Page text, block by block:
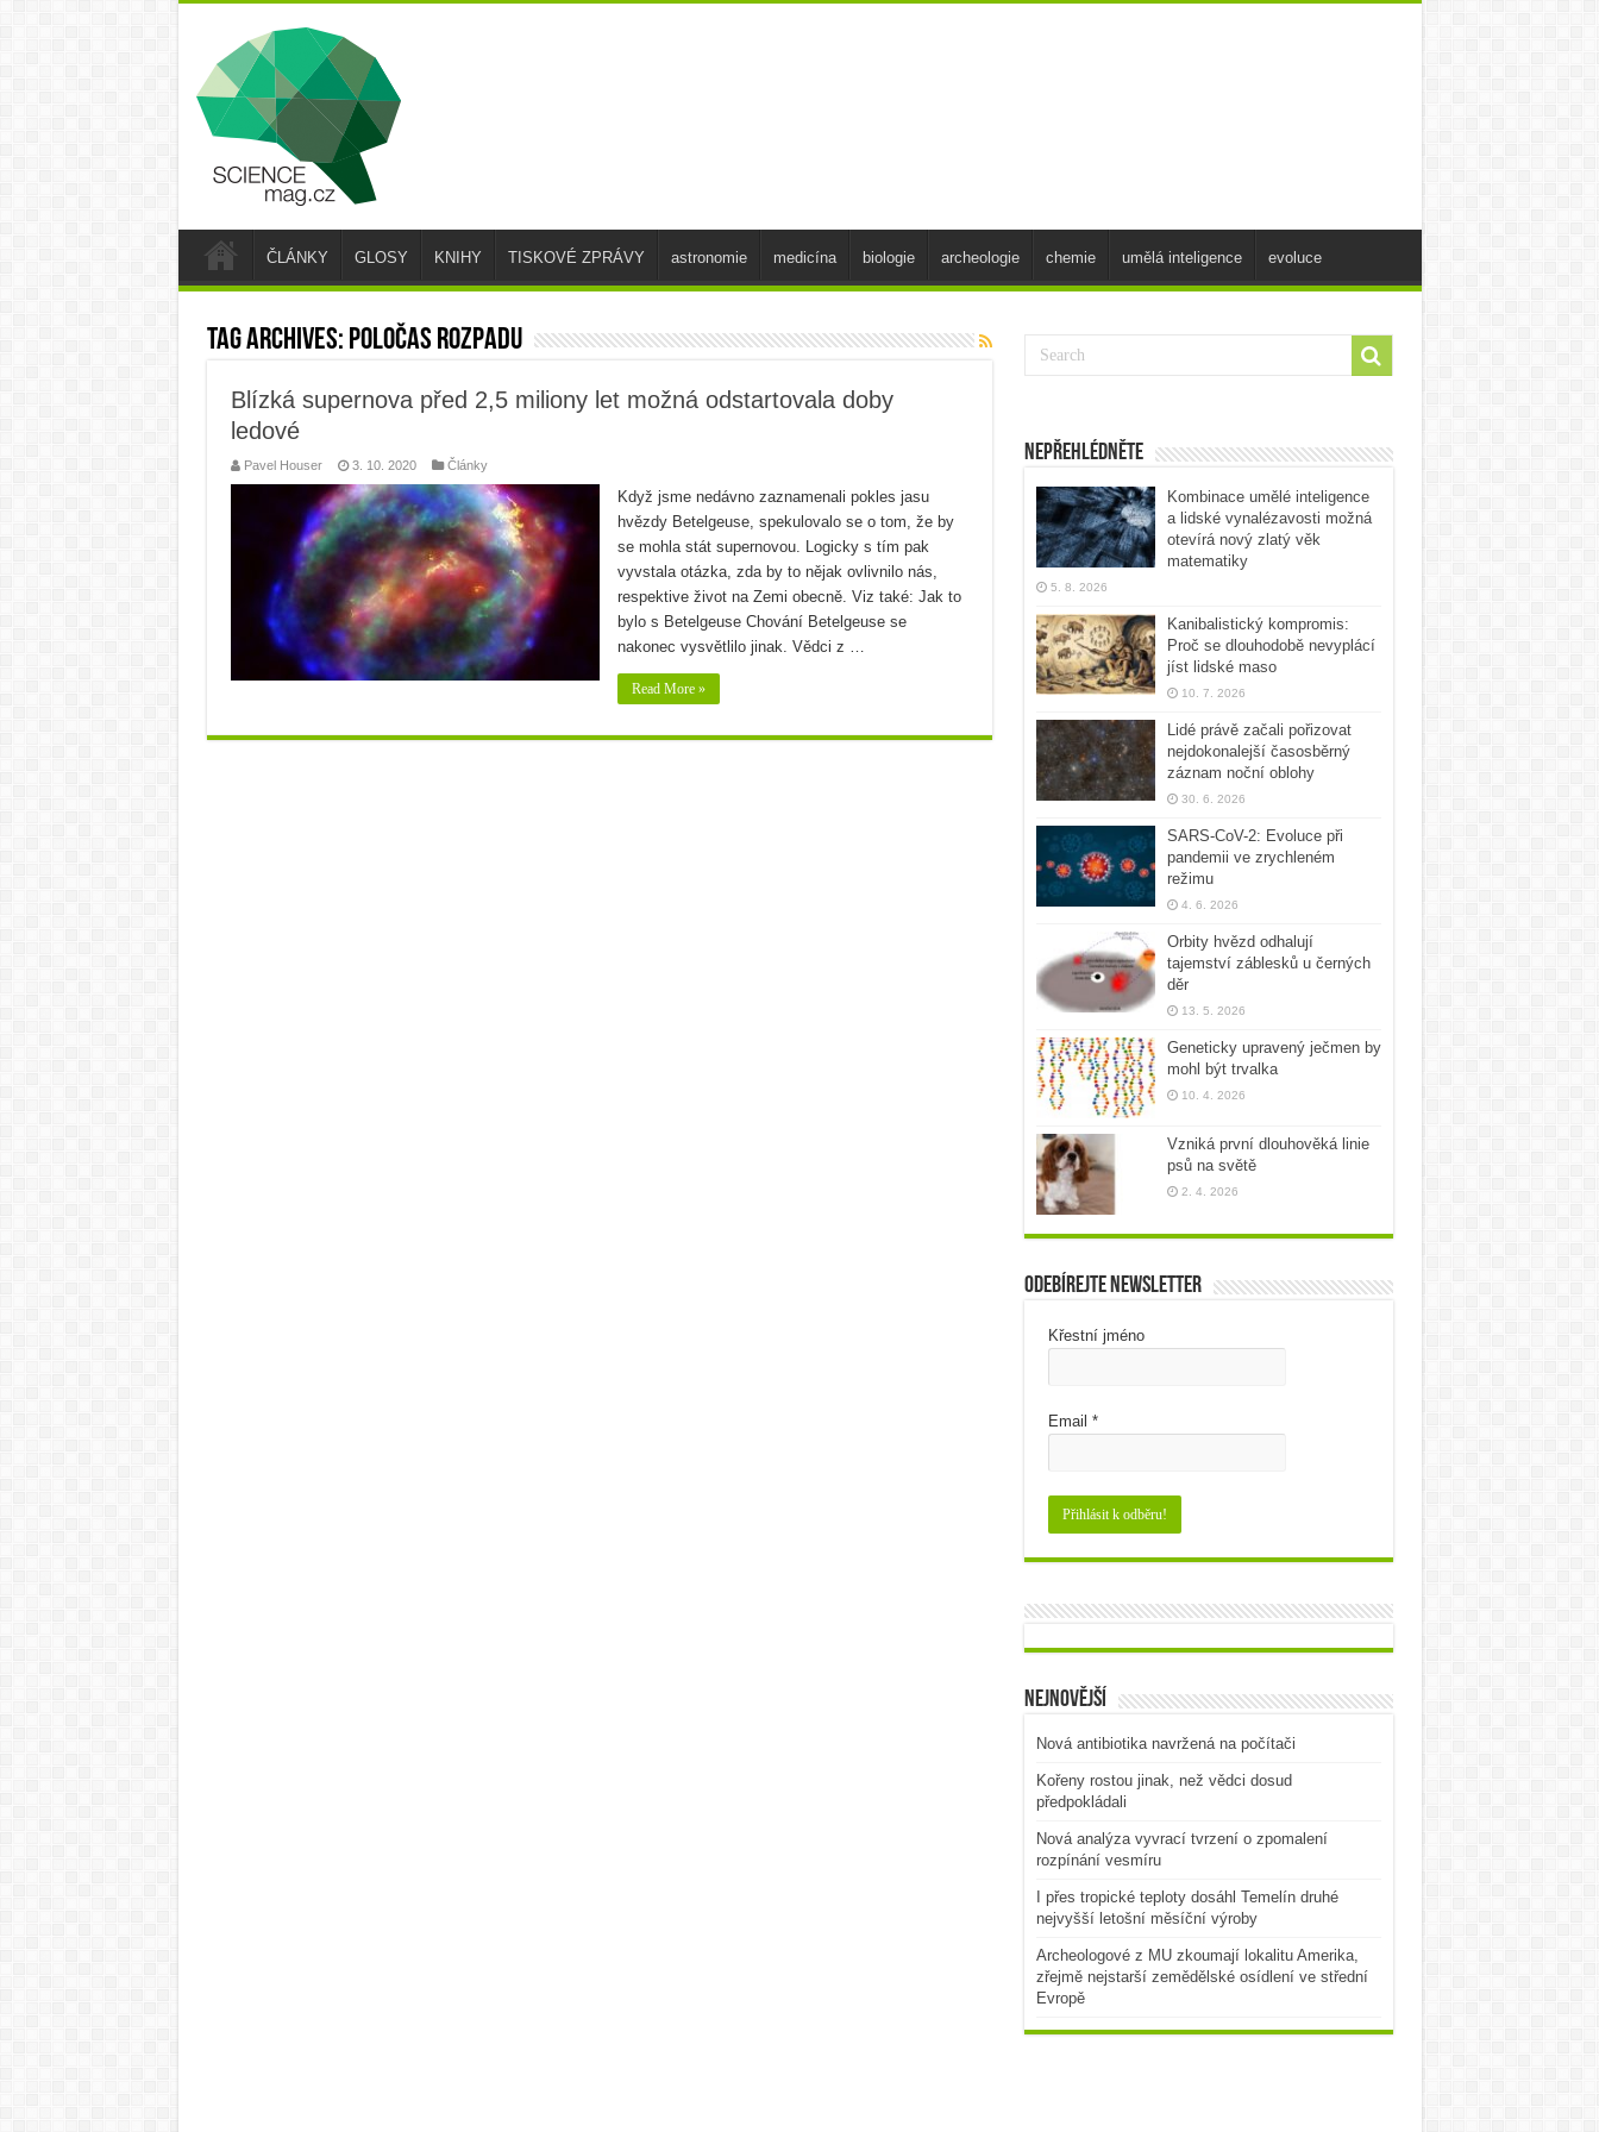
ČLÁNKY GLOSY KNIHY TISKOVÉ ZPRÁVY astronomie medicína biologie archeologie chemie umělá inteligence evoluce
Tag Archives: poločas rozpadu
Blízká supernova před 2,5 miliony let možná odstartovala doby
ledové
Pavel Houser 3. 10. 2020 Články
Když jsme nedávno zaznamenali pokles jasu
hvězdy Betelgeuse, spekulovalo se o tom, že by
se mohla stát supernovou. Logicky s tím pak
vyvstala otázka, zda by to nějak ovlivnilo nás,
respektive život na Zemi obecně. Viz také: Jak to
bylo s Betelgeuse Chování Betelgeuse se
nakonec vysvětlilo jinak. Vědci z …
Read More »
Nepřehlédněte
Kombinace umělé inteligence
a lidské vynalézavosti možná
otevírá nový zlatý věk
matematiky
5. 8. 2026
Kanibalistický kompromis:
Proč se dlouhodobě nevyplácí
jíst lidské maso
10. 7. 2026
Lidé právě začali pořizovat
nejdokonalejší časosběrný
záznam noční oblohy
30. 6. 2026
SARS-CoV-2: Evoluce při
pandemii ve zrychleném
režimu
4. 6. 2026
Orbity hvězd odhalují
tajemství záblesků u černých
děr
13. 5. 2026
Geneticky upravený ječmen by
mohl být trvalka
10. 4. 2026
Vzniká první dlouhověká linie
psů na světě
2. 4. 2026
Odebírejte newsletter
Křestní jméno
Email *
Nejnovější
Nová antibiotika navržená na počítači
Kořeny rostou jinak, než vědci dosud
předpokládali
Nová analýza vyvrací tvrzení o zpomalení
rozpínání vesmíru
I přes tropické teploty dosáhl Temelín druhé
nejvyšší letošní měsíční výroby
Archeologové z MU zkoumají lokalitu Amerika,
zřejmě nejstarší zemědělské osídlení ve střední
Evropě